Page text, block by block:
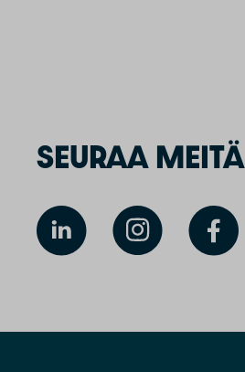
SEURAA MEITÄ